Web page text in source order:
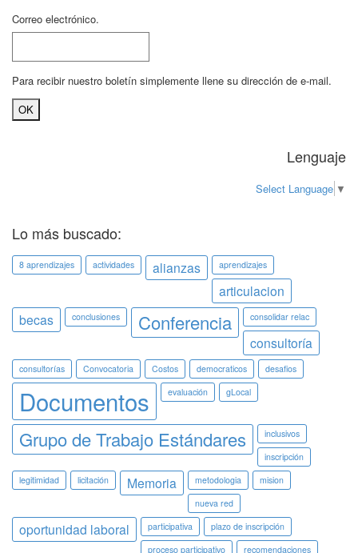
Correo electrónico.
Para recibir nuestro boletín simplemente llene su dirección de e-mail.
Lenguaje
Select Language ▼
Lo más buscado:
8 aprendizajes actividades alianzas aprendizajes
articulacion
becas
conclusiones Conferencia consolidar relac
consultoría
consultorías Convocatoria Costos democraticos desafios
Documentos evaluación gLocal
Grupo de Trabajo Estándares
inclusivos
inscripción
legitimidad
licitación Memoria metodologia
mision
nueva red
oportunidad laboral participativa
plazo de inscripción
proceso participativo
recomendaciones